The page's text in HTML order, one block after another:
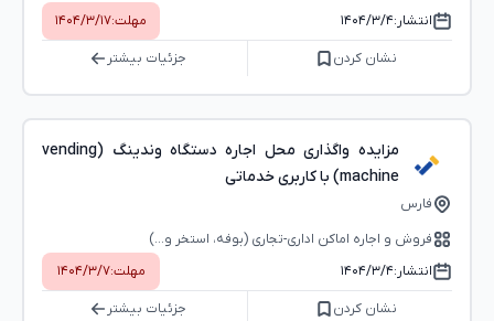
انتشار:۱۴۰۴/۳/۴ مهلت:۱۴۰۴/۳/۱۷
نشان کردن جزئیات بیشتر
مزایده واگذاری محل اجاره دستگاه وندینگ (vending
machine) با کاربری خدماتی
فارس
فروش و اجاره اماکن اداری-تجاری (بوفه، استخر و...)
انتشار:۱۴۰۴/۳/۴ مهلت:۱۴۰۴/۳/۷
نشان کردن جزئیات بیشتر